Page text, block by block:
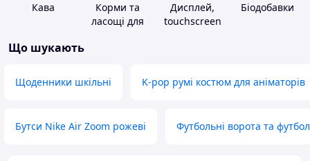
Кава
Корми та
ласощі для
Дисплей,
touchscreen
Біодобавки
Що шукають
Щоденники шкільні K-pop румі костюм для аніматорів
Бутси Nike Air Zoom рожеві Футбольні ворота та